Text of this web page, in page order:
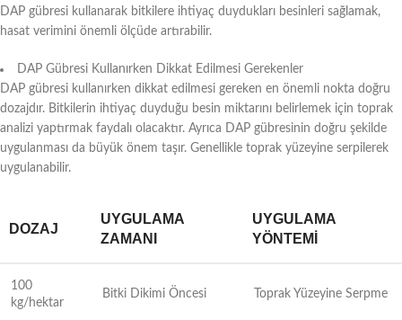
DAP gübresi kullanarak bitkilere ihtiyaç duydukları besinleri sağlamak,
hasat verimini önemli ölçüde artırabilir.
DAP Gübresi Kullanırken Dikkat Edilmesi Gerekenler
DAP gübresi kullanırken dikkat edilmesi gereken en önemli nokta doğru
dozajdır. Bitkilerin ihtiyaç duyduğu besin miktarını belirlemek için toprak
analizi yaptırmak faydalı olacaktır. Ayrıca DAP gübresinin doğru şekilde
uygulanması da büyük önem taşır. Genellikle toprak yüzeyine serpilerek
uygulanabilir.
DOZAJ
UYGULAMA
ZAMANI
UYGULAMA
YÖNTEMI
100
kg/hektar
Bitki Dikimi Öncesi Toprak Yüzeyine Serpme